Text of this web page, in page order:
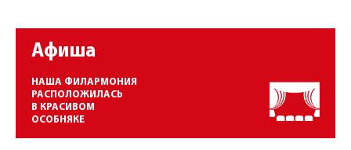
Афиша
НАША ФИЛАРМОНИЯ
РАСПОЛОЖИЛАСЬ
В КРАСИВОМ
ОСОБНЯКЕ